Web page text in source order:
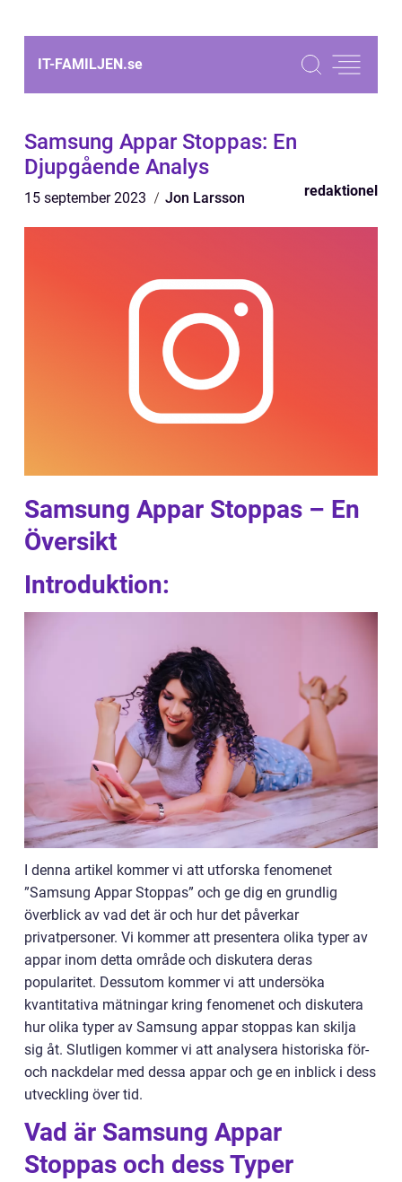
IT-FAMILJEN.se
Samsung Appar Stoppas: En
Djupgående Analys
15 september 2023 Jon Larsson redaktionel
Samsung Appar Stoppas – En
Översikt
Introduktion:
I denna artikel kommer vi att utforska fenomenet
”Samsung Appar Stoppas” och ge dig en grundlig
överblick av vad det är och hur det påverkar
privatpersoner. Vi kommer att presentera olika typer av
appar inom detta område och diskutera deras
popularitet. Dessutom kommer vi att undersöka
kvantitativa mätningar kring fenomenet och diskutera
hur olika typer av Samsung appar stoppas kan skilja
sig åt. Slutligen kommer vi att analysera historiska för-
och nackdelar med dessa appar och ge en inblick i dess
utveckling över tid.
Vad är Samsung Appar
Stoppas och dess Typer